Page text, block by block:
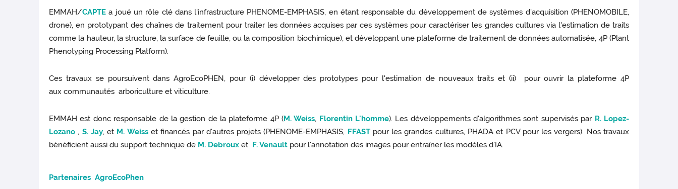
EMMAH/CAPTE a joué un rôle clé dans l'infrastructure PHENOME-EMPHASIS, en étant responsable du développement de systèmes d'acquisition (PHENOMOBILE,
drone), en prototypant des chaînes de traitement pour traiter les données acquises par ces systèmes pour caractériser les grandes cultures via l'estimation de traits
comme la hauteur, la structure, la surface de feuille, ou la composition biochimique), et développant une plateforme de traitement de données automatisée, 4P (Plant
Phenotyping Processing Platform).
Ces travaux se poursuivent dans AgroEcoPHEN, pour (i) développer des prototypes pour l'estimation de nouveaux traits et (ii) pour ouvrir la plateforme 4P
aux communautés arboriculture et viticulture.
EMMAH est donc responsable de la gestion de la plateforme 4P (M. Weiss, Florentin L'homme). Les développements d'algorithmes sont supervisés par R. Lopez-
Lozano , S. Jay, et M. Weisset financés par d'autres projets (PHENOME-EMPHASIS, FFAST pour les grandes cultures, PHADA et PCV pour les vergers). Nos travaux
bénéficient aussi du support technique de M. Debroux et F. Venault pour l'annotation des images pour entraîner les modèles d'IA.
Partenaires AgroEcoPhen